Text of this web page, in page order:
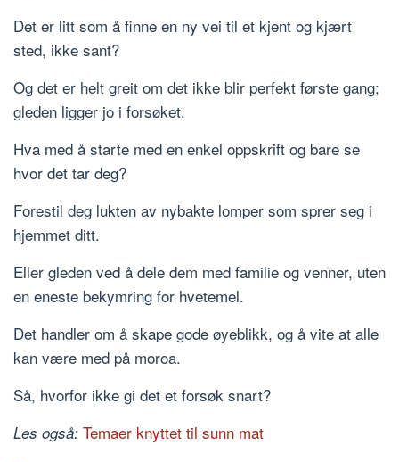
Det er litt som å finne en ny vei til et kjent og kjært
sted, ikke sant?
Og det er helt greit om det ikke blir perfekt første gang;
gleden ligger jo i forsøket.
Hva med å starte med en enkel oppskrift og bare se
hvor det tar deg?
Forestil deg lukten av nybakte lomper som sprer seg i
hjemmet ditt.
Eller gleden ved å dele dem med familie og venner, uten
en eneste bekymring for hvetemel.
Det handler om å skape gode øyeblikk, og å vite at alle
kan være med på moroa.
Så, hvorfor ikke gi det et forsøk snart?
Les også: Temaer knyttet til sunn mat